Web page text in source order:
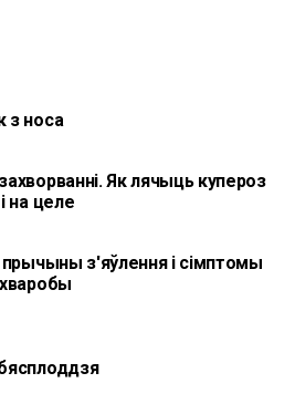
з носа
Як лячыць купероз
на целе
прычыны з'яўлення і сімптомы